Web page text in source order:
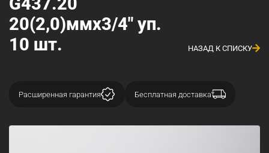
20(2,0)ммх3/4" уп.
10 шт.
НАЗАД К СПИСКУ
Расширенная гарантия Бесплатная доставка